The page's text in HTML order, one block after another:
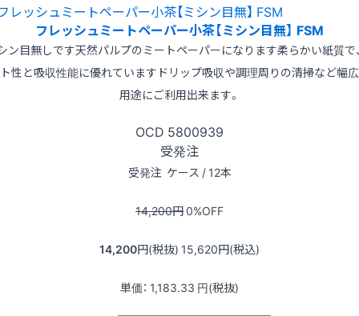
フレッシュミートペーパー小茶【ミシン目無】 FSM
ン目無しです天然パルプのミートペーパーになります柔らかい紙質で
性と吸収性能に優れていますドリップ吸収や調理周りの清掃など幅
用途にご利用出来ます。
OCD 5800939
受発注
受発注 ケース / 12本
14,200円0%OFF
14,200円(税抜) 15,620円(税込)
単価： 1,183.33 円(税抜)